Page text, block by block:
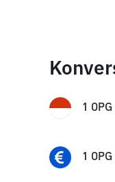
1 OPG
1 OPG